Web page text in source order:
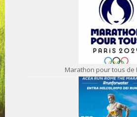
Marathon pour tous de